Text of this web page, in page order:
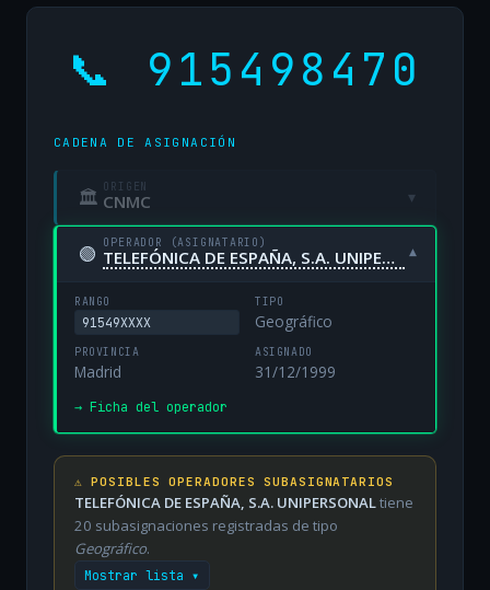
📞 915498470
CADENA DE ASIGNACIÓN
🏛 ORIGEN
CNMC ▾
🟢 OPERADOR (ASIGNATARIO)
TELEFÓNICA DE ESPAÑA, S.A. UNIPERSONAL ▾
RANGO
91549XXXX
TIPO
Geográfico
PROVINCIA
Madrid
ASIGNADO
31/12/1999
→ Ficha del operador
⚠️ POSIBLES OPERADORES SUBASIGNATARIOS
TELEFÓNICA DE ESPAÑA, S.A. UNIPERSONALtiene
20 subasignaciones registradas de tipo
Geográfico.
Mostrar lista ▾